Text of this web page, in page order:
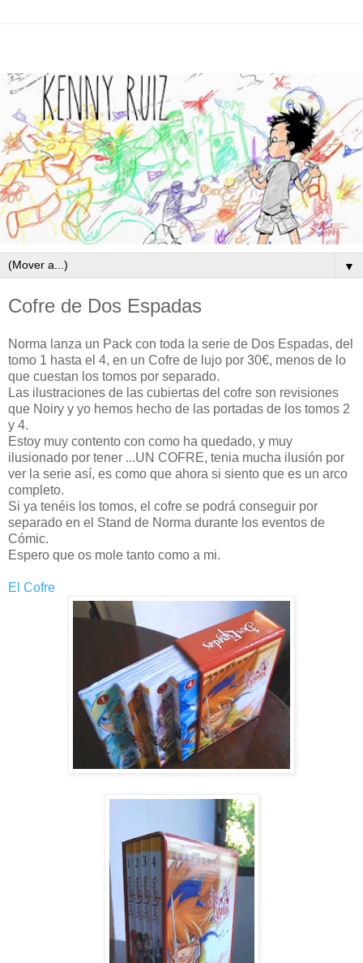
▼
Cofre de Dos Espadas
Norma lanza un Pack con toda la serie de Dos Espadas, del
tomo 1 hasta el 4, en un Cofre de lujo por 30€, menos de lo
que cuestan los tomos por separado.
Las ilustraciones de las cubiertas del cofre son revisiones
que Noiry y yo hemos hecho de las portadas de los tomos 2
y 4.
Estoy muy contento con como ha quedado, y muy
ilusionado por tener ...UN COFRE, tenia mucha ilusión por
ver la serie así, es como que ahora si siento que es un arco
completo.
Si ya tenéis los tomos, el cofre se podrá conseguir por
separado en el Stand de Norma durante los eventos de
Cómic.
Espero que os mole tanto como a mi.
El Cofre